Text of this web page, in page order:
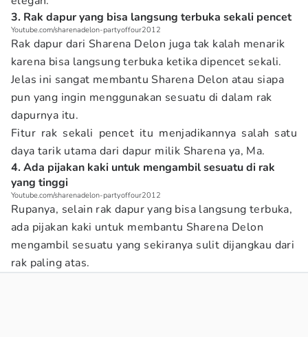
3. Rak dapur yang bisa langsung terbuka sekali pencet
Youtube.com/sharenadelon-partyoffour2012
Rak dapur dari Sharena Delon juga tak kalah menarik
karena bisa langsung terbuka ketika dipencet sekali.
Jelas ini sangat membantu Sharena Delon atau siapa
pun yang ingin menggunakan sesuatu di dalam rak
dapurnya itu.
Fitur rak sekali pencet itu menjadikannya salah satu
daya tarik utama dari dapur milik Sharena ya, Ma.
4. Ada pijakan kaki untuk mengambil sesuatu di rak
yang tinggi
Youtube.com/sharenadelon-partyoffour2012
Rupanya, selain rak dapur yang bisa langsung terbuka,
ada pijakan kaki untuk membantu Sharena Delon
mengambil sesuatu yang sekiranya sulit dijangkau dari
rak paling atas.